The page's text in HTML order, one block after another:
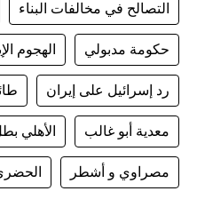
التصالح في مخالفات البناء
حكومة مدبولي الهجوم
رد إسرائيل على إيران
معدية أبو غالب الأهلي
مصراوي و أشطر